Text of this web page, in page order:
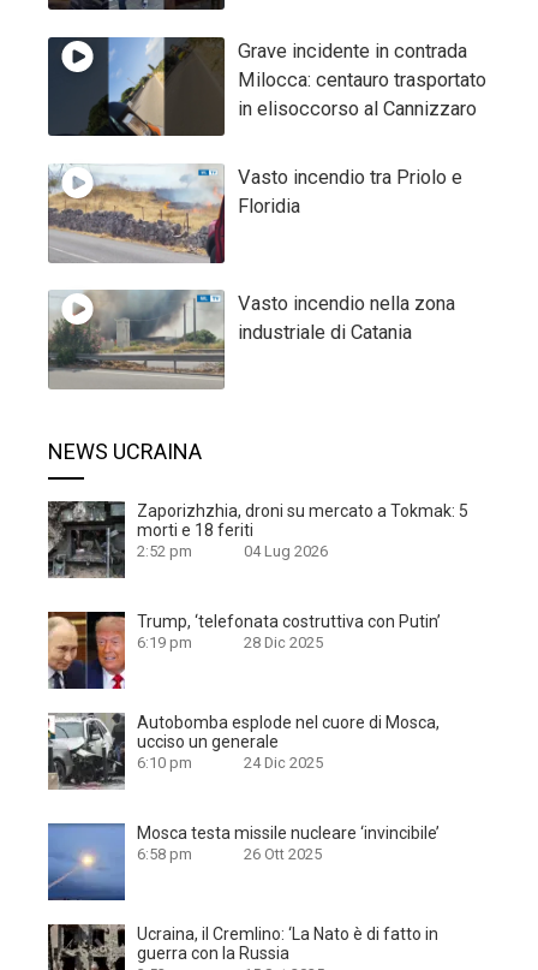
Grave incidente in contrada
Milocca: centauro trasportato
in elisoccorso al Cannizzaro
Vasto incendio tra Priolo e
Floridia
Vasto incendio nella zona
industriale di Catania
NEWS UCRAINA
Zaporizhzhia, droni su mercato a Tokmak: 5
morti e 18 feriti
2:52 pm 04 Lug 2026
Trump, ‘telefonata costruttiva con Putin’
6:19 pm 28 Dic 2025
Autobomba esplode nel cuore di Mosca,
ucciso un generale
6:10 pm 24 Dic 2025
Mosca testa missile nucleare ‘invincibile’
6:58 pm 26 Ott 2025
Ucraina, il Cremlino: ‘La Nato è di fatto in
guerra con la Russia